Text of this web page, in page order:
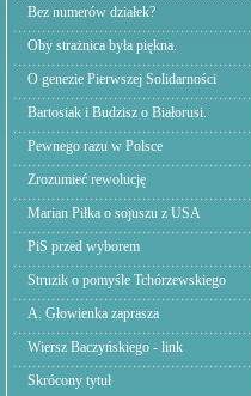
Bez numerów działek?
Oby strażnica była piękna.
O genezie Pierwszej Solidarności
Bartosiak i Budzisz o Białorusi.
Pewnego razu w Polsce
Zrozumieć rewolucję
Marian Piłka o sojuszu z USA
PiS przed wyborem
Struzik o pomyśle Tchórzewskiego
A. Głowienka zaprasza
Wiersz Baczyńskiego - link
Skrócony tytuł